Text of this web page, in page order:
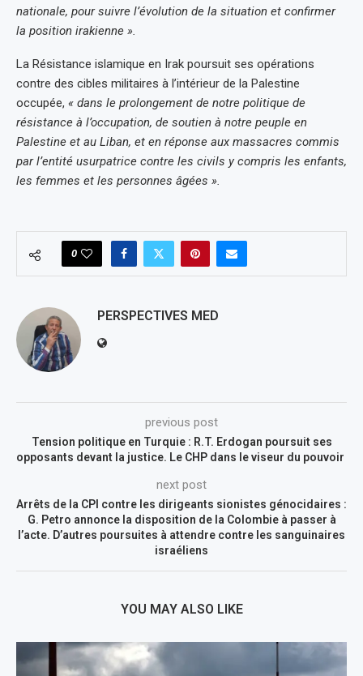
nationale, pour suivre l’évolution de la situation et confirmer
la position irakienne ».
La Résistance islamique en Irak poursuit ses opérations
contre des cibles militaires à l’intérieur de la Palestine
occupée, « dans le prolongement de notre politique de
résistance à l’occupation, de soutien à notre peuple en
Palestine et au Liban, et en réponse aux massacres commis
par l’entité usurpatrice contre les civils y compris les enfants,
les femmes et les personnes âgées ».
0
PERSPECTIVES MED
previous post
Tension politique en Turquie : R.T. Erdogan poursuit ses
opposants devant la justice. Le CHP dans le viseur du pouvoir
next post
Arrêts de la CPI contre les dirigeants sionistes génocidaires :
G. Petro annonce la disposition de la Colombie à passer à
l’acte. D’autres poursuites à attendre contre les sanguinaires
israéliens
YOU MAY ALSO LIKE